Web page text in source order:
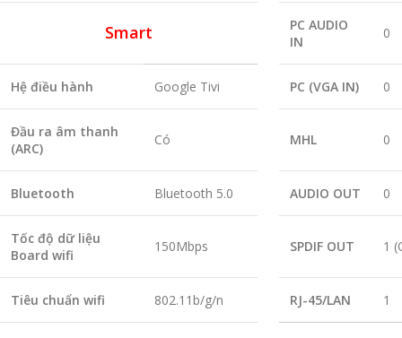
Smart
PC AUDIO
IN
0
Hệ điều hành Google Tivi PC (VGA IN) 0
Đầu ra âm thanh
(ARC)
Có MHL 0
Bluetooth Bluetooth 5.0 AUDIO OUT 0
Tốc độ dữ liệu
Board wifi
150Mbps SPDIF OUT 1
Tiêu chuẩn wifi 802.11b/g/n RJ-45/LAN 1